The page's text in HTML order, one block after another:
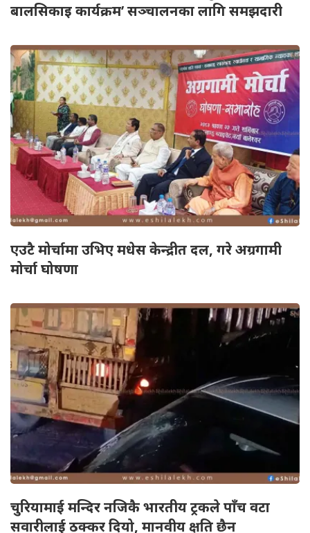
बालसिकाइ कार्यक्रम’ सञ्चालनका लागि समझदारी
एउटै मोर्चामा उभिए मधेस केन्द्रीत दल, गरे अग्रगामी
मोर्चा घोषणा
चुरियामाई मन्दिर नजिकै भारतीय ट्रकले पाँच वटा
सवारीलाई ठक्कर दियो, मानवीय क्षति छैन